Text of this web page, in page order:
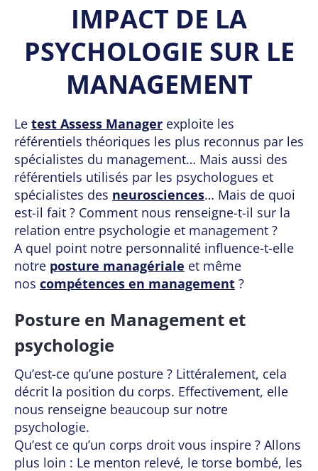
IMPACT DE LA
PSYCHOLOGIE SUR LE
MANAGEMENT
Le test Assess Manager exploite les
référentiels théoriques les plus reconnus par les
spécialistes du management… Mais aussi des
référentiels utilisés par les psychologues et
spécialistes des neurosciences… Mais de quoi
est-il fait ? Comment nous renseigne-t-il sur la
relation entre psychologie et management ?
A quel point notre personnalité influence-t-elle
notre posture managériale et même
nos compétences en management ?
Posture en Management et
psychologie
Qu’est-ce qu’une posture ? Littéralement, cela
décrit la position du corps. Effectivement, elle
nous renseigne beaucoup sur notre
psychologie.
Qu’est ce qu’un corps droit vous inspire ? Allons
plus loin : Le menton relevé, le torse bombé, les